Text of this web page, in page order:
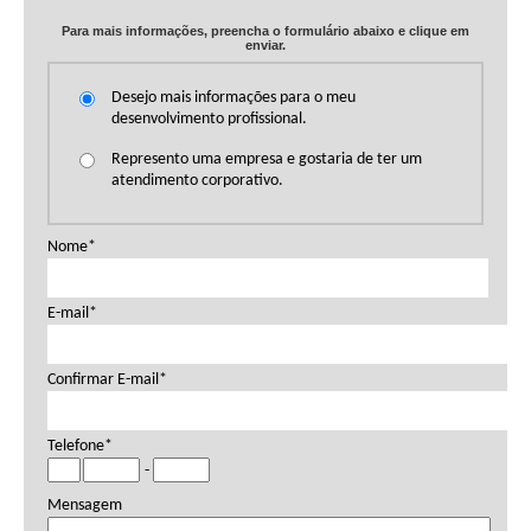
Para mais informações, preencha o formulário abaixo e clique em
enviar.
Desejo mais informações para o meu
desenvolvimento profissional.
Represento uma empresa e gostaria de ter um
atendimento corporativo.
Nome*
E-mail*
Confirmar E-mail*
Telefone*
-
Mensagem